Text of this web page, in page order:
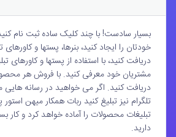
بسیار سادست! با چند کلیک ساده ثبت نام
خودتان را ایجاد کنید، بنرها، پستها و
دریافت کنید، با استفاده از پستها و کاورهای
مشتریان خود معرفی کنید. با فروش هر
دریافت کنید. اگر می خواهید در رسانه هایی
تلگرام نیز تبلیغ کنید ربات همکار میهن استور
تبلیغات محصولات را آماده خواهد کرد و کار
دارید.